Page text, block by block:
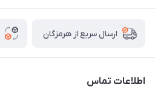
ارسال سریع از هرمزگان
اطلاعات تماس